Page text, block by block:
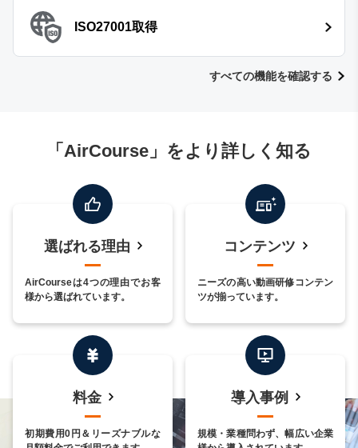
ISO27001取得
すべての機能を確認する
「AirCourse」をより詳しく知る
選ばれる理由
AirCourseは4つの理由でお客
様から選ばれています。
コンテンツ
ニーズの高い動画研修コンテン
ツが揃っています。
料金
初期費用0円＆リーズナブルな
導入事例
規模・業種問わず、幅広い企業